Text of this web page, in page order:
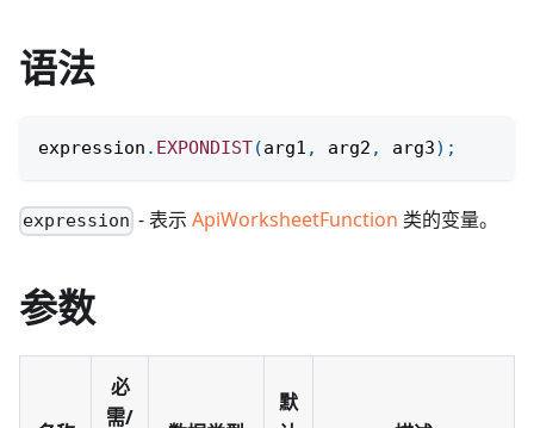
语法
expression . EXPONDIST(arg1 , arg2 , arg3) ;
expression - 表示ApiWorksheetFunction 类的变量。
参数
必
需/
默